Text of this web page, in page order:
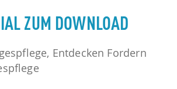
ZUM DOWNLOAD
Entdecken Fordern